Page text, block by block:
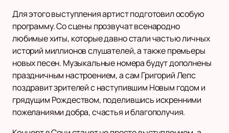
Для этого выступления артист подготовил особую
программу. Со сцены прозвучат всенародно
любимые хиты, которые давно стали частью личных
историй миллионов слушателей, а также премьеры
новых песен. Музыкальные номера будут дополнены
праздничным настроением, а сам Григорий Лепс
поздравит зрителей с наступившим Новым годом и
грядущим Рождеством, поделившись искренними
пожеланиями добра, счастья и благополучия.